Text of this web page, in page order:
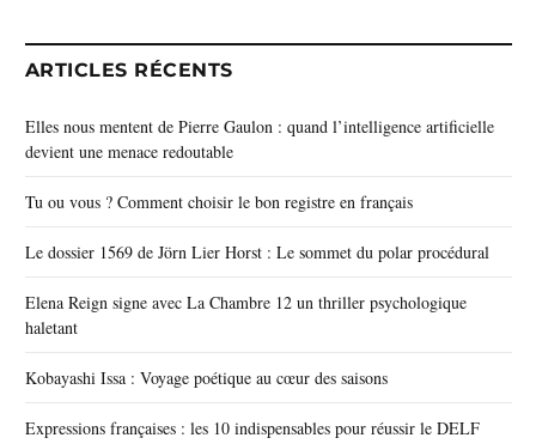
ARTICLES RÉCENTS
Elles nous mentent de Pierre Gaulon : quand l’intelligence artificielle
devient une menace redoutable
Tu ou vous ? Comment choisir le bon registre en français
Le dossier 1569 de Jörn Lier Horst : Le sommet du polar procédural
Elena Reign signe avec La Chambre 12 un thriller psychologique
haletant
Kobayashi Issa : Voyage poétique au cœur des saisons
Expressions françaises : les 10 indispensables pour réussir le DELF